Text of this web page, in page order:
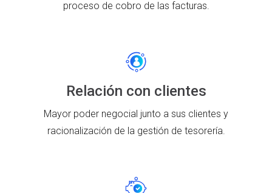
proceso de cobro de las facturas.
Relación con clientes
Mayor poder negocial junto a sus clientes y
racionalización de la gestión de tesorería.